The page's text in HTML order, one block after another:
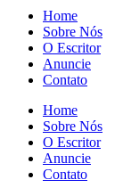
Home
Sobre Nós
O Escritor
Anuncie
Contato
Home
Sobre Nós
O Escritor
Anuncie
Contato